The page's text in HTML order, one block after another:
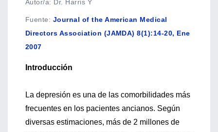
Autor/a: Dr. Harris Y
Fuente: Journal of the American Medical
Directors Association (JAMDA) 8(1):14-20, Ene
2007
Introducción
La depresión es una de las comorbilidades más
frecuentes en los pacientes ancianos. Según
diversas estimaciones, más de 2 millones de